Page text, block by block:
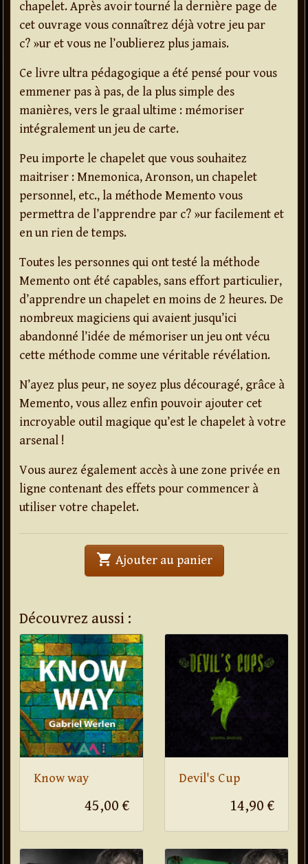
chapelet. Après avoir tourné la dernière page de
cet ouvrage vous connaîtrez déjà votre jeu par
c? »ur et vous ne l’oublierez plus jamais.
Ce livre ultra pédagogique a été pensé pour vous
emmener pas à pas, de la plus simple des
manières, vers le graal ultime : mémoriser
intégralement un jeu de carte.
Peu importe le chapelet que vous souhaitez
maitriser : Mnemonica, Aronson, un chapelet
personnel, etc., la méthode Memento vous
permettra de l’apprendre par c? »ur facilement et
en un rien de temps.
Toutes les personnes qui ont testé la méthode
Memento ont été capables, sans effort particulier,
d’apprendre un chapelet en moins de 2 heures. De
nombreux magiciens qui avaient jusqu’ici
abandonné l’idée de mémoriser un jeu ont vécu
cette méthode comme une véritable révélation.
N’ayez plus peur, ne soyez plus découragé, grâce à
Memento, vous allez enfin pouvoir ajouter cet
incroyable outil magique qu’est le chapelet à votre
arsenal !
Vous aurez également accès à une zone privée en
ligne contenant des effets pour commencer à
utiliser votre chapelet.
shopping_cart Ajouter au panier' . Memento . '
Découvrez aussi :
Know way
45,00 €
Devil's Cup
14,90 €